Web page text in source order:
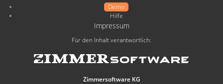
Demo
Hilfe
Impressum
Für den Inhalt verantwortlich:
Zimmersoftware KG